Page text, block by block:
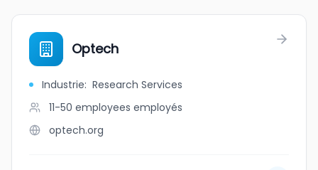
Optech
Industrie: Research Services
11-50 employees employés
optech.org